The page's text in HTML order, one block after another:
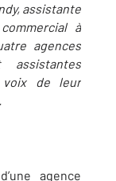
assistante
à
agences
voix de leur
agence